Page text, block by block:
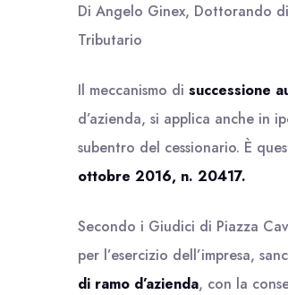
Di Angelo Ginex, Dottorando
Tributario
Il meccanismo di successione
d’azienda, si applica anche in
subentro del cessionario. È
ottobre 2016, n. 20417.
Secondo i Giudici di Piazza
per l’esercizio dell’impresa,
di ramo d’azienda, con la